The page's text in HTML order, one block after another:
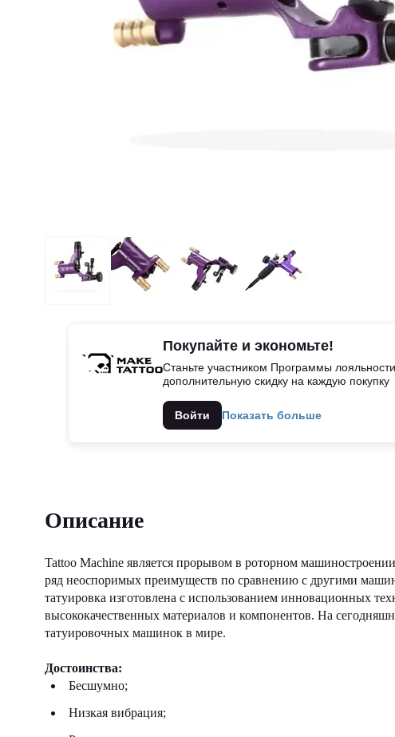
Покупайте и экономьте!
Станьте участником Программы
дополнительную скидку на каждую покупку
Войти Показать больше
Описание
Tattoo Machine является прорывом в роторном
ряд неоспоримых преимуществ по сравнению с другими
татуировка изготовлена с использованием инновационных
высококачественных материалов и компонентов. На
татуировочных машинок в мире.
Достоинства:
Бесшумно;
Низкая вибрация;